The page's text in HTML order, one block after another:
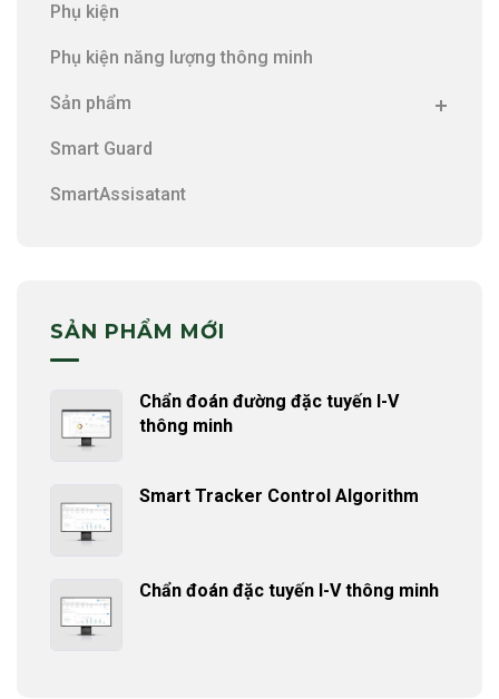
Phụ kiện
Phụ kiện năng lượng thông minh
Sản phẩm
Smart Guard
SmartAssisatant
SẢN PHẨM MỚI
Chẩn đoán đường đặc tuyến I-V
thông minh
Smart Tracker Control Algorithm
Chẩn đoán đặc tuyến I-V thông minh